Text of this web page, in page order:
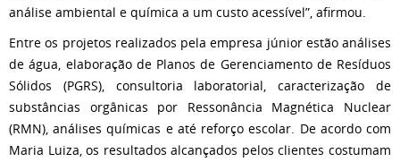
análise ambiental e química a um custo acessível”, afirmou.
Entre os projetos realizados pela empresa júnior estão análises
de água, elaboração de Planos de Gerenciamento de Resíduos
Sólidos (PGRS), consultoria laboratorial, caracterização de
substâncias orgânicas por Ressonância Magnética Nuclear
(RMN), análises químicas e até reforço escolar. De acordo com
Maria Luiza, os resultados alcançados pelos clientes costumam